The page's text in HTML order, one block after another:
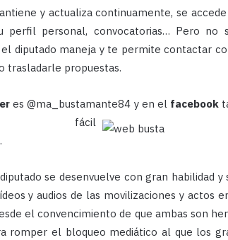
y actualiza continuamente, se
perfil personal, convocatorias… Pero
diputado maneja y te permite contactar
trasladarle propuestas.
es @ma_bustamante84 y en el facebook
fácil
se desenvuelve con gran habilidad
y audios de las movilizaciones y actos
el convencimiento de que ambas son
romper el bloqueo mediático al que los